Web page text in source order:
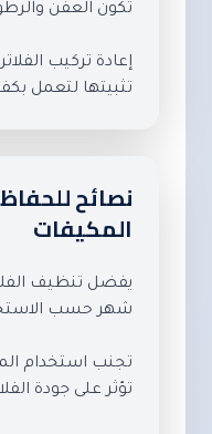
تكون العفن
إعادة تركيب
تثبيتها لتعمل
نصائح
المكيفات
يفضل تنظيف
شهر حسب
تجنب استخدام
تؤثر على جودة